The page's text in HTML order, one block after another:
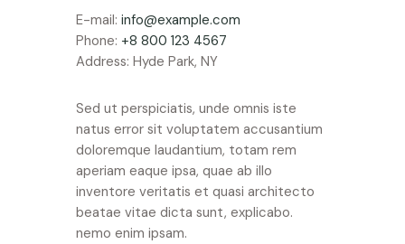
BUSINESS
TRAVEL/SERVICES
TESTIMONIALS
CONTACTS
E-mail: info@example.com
Phone: +8 800 123 4567
Address: Hyde Park, NY
Sed ut perspiciatis, unde omnis iste
natus error sit voluptatem accusantium
doloremque laudantium, totam rem
aperiam eaque ipsa, quae ab illo
inventore veritatis et quasi architecto
beatae vitae dicta sunt, explicabo.
nemo enim ipsam.